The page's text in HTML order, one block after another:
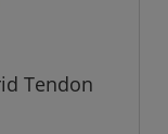
Tendon